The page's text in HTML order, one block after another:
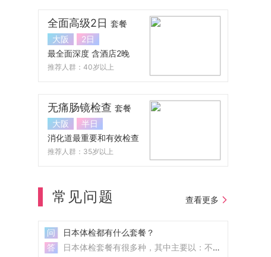
全面高级2日 套餐
大阪
2日
最全面深度 含酒店2晚
推荐人群：40岁以上
无痛肠镜检查 套餐
大阪
半日
消化道最重要和有效检查
推荐人群：35岁以上
常见问题 查看更多
问
日本体检都有什么套餐？
答
日本体检套餐有很多种，其中主要以：不同年龄、不同病种、不同职业、不同需求等科学搭配组成。 其中常见...